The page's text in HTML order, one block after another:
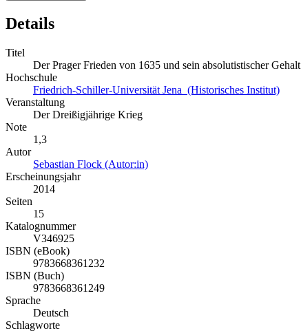
Details
Titel
Der Prager Frieden von 1635 und sein absolutistischer Gehalt
Hochschule
Friedrich-Schiller-Universität Jena (Historisches Institut)
Veranstaltung
Der Dreißigjährige Krieg
Note
1,3
Autor
Sebastian Flock (Autor:in)
Erscheinungsjahr
2014
Seiten
15
Katalognummer
V346925
ISBN (eBook)
9783668361232
ISBN (Buch)
9783668361249
Sprache
Deutsch
Schlagworte